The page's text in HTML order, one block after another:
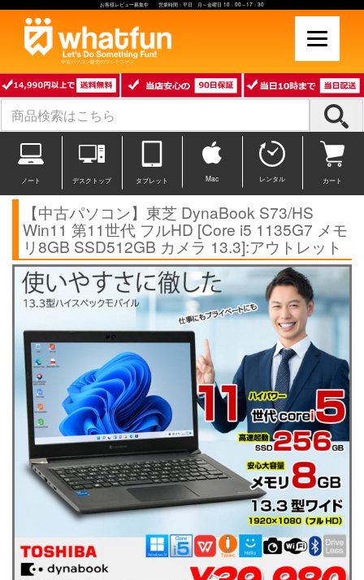
お客様レビュー募集中 営業時間：平日 月～金曜日 10：00～17：30
中古パソコン販売のワットファン
ノート デスクトップ タブレット Mac レンタル カート
【中古パソコン】東芝 DynaBook S73/HS
Win11 第11世代 フルHD [Core i5 1135G7 メモ
リ8GB SSD512GB カメラ 13.3]:アウトレット